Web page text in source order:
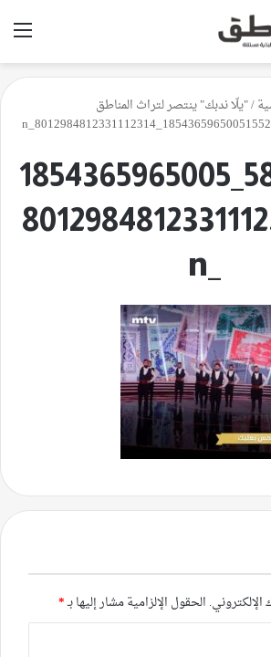
/"يلّا ندبك" ينتصر لتراث المناطق
586946951_1854365965005
الحقول الإلزامية مشار إليها بـ*